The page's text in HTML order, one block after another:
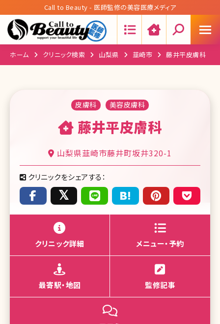
Call to Beauty - 医師監修の美容医療メディア
ホーム クリニック検索 山梨県 韮崎市 藤井平皮膚科
皮膚科 美容皮膚科
藤井平皮膚科
山梨県韮崎市藤井町坂井320-1
クリニックをシェアする：
クリニック詳細 メニュー・予約
最寄駅・地図 監修記事